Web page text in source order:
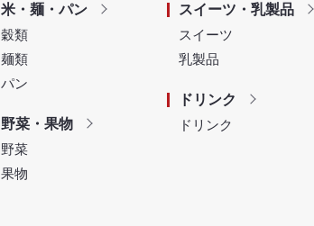
米・麺・パン
穀類
麺類
パン
野菜・果物
野菜
果物
スイーツ・乳製品
スイーツ
乳製品
ドリンク
ドリンク